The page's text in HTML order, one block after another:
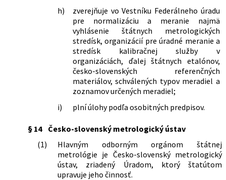
h)
zverejňuje vo Vestníku Federálneho úradu
pre normalizáciu a meranie najmä
vyhlásenie štátnych metrologických
stredísk, organizácií pre úradné meranie a
stredísk kalibračnej služby v
organizáciách, ďalej štátnych etalónov,
česko-slovenských referenčných
materiálov, schválených typov meradiel a
zoznamov určených meradiel;
i)
plní úlohy podľa osobitných predpisov.
§ 14
Česko-slovenský metrologický ústav
(1)
Hlavným odborným orgánom štátnej
metrológie je Česko-slovenský metrologický
ústav, zriadený Úradom, ktorý štatútom
upravuje jeho činnosť.